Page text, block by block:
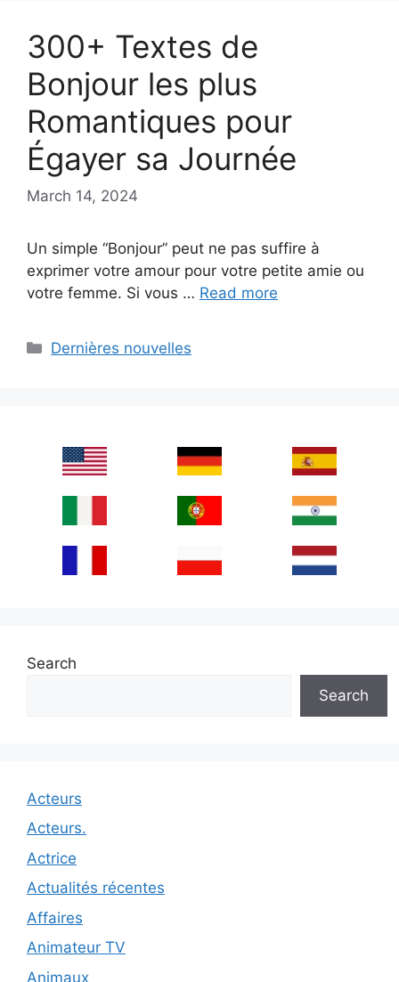
300+ Textes de
Bonjour les plus
Romantiques pour
Égayer sa Journée
March 14, 2024
Un simple “Bonjour” peut ne pas suffire à
exprimer votre amour pour votre petite amie ou
votre femme. Si vous … Read more
Categories
Dernières nouvelles
Search
Search
Acteurs
Acteurs.
Actrice
Actualités récentes
Affaires
Animateur TV
Animaux